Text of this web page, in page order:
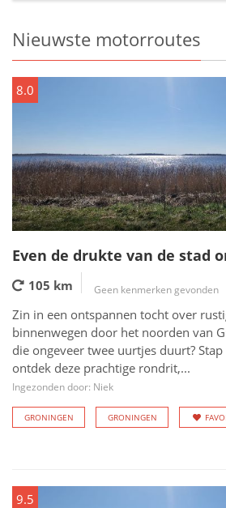
Nieuwste motorroutes
8.0
Even de drukte van de stad
105 km Geen kenmerken gevonden
Zin in een ontspannen tocht over
binnenwegen door het noorden van
die ongeveer twee uurtjes duurt?
ontdek deze prachtige rondrit,...
Ingezonden door: Niek
GRONINGEN GRONINGEN
9.5